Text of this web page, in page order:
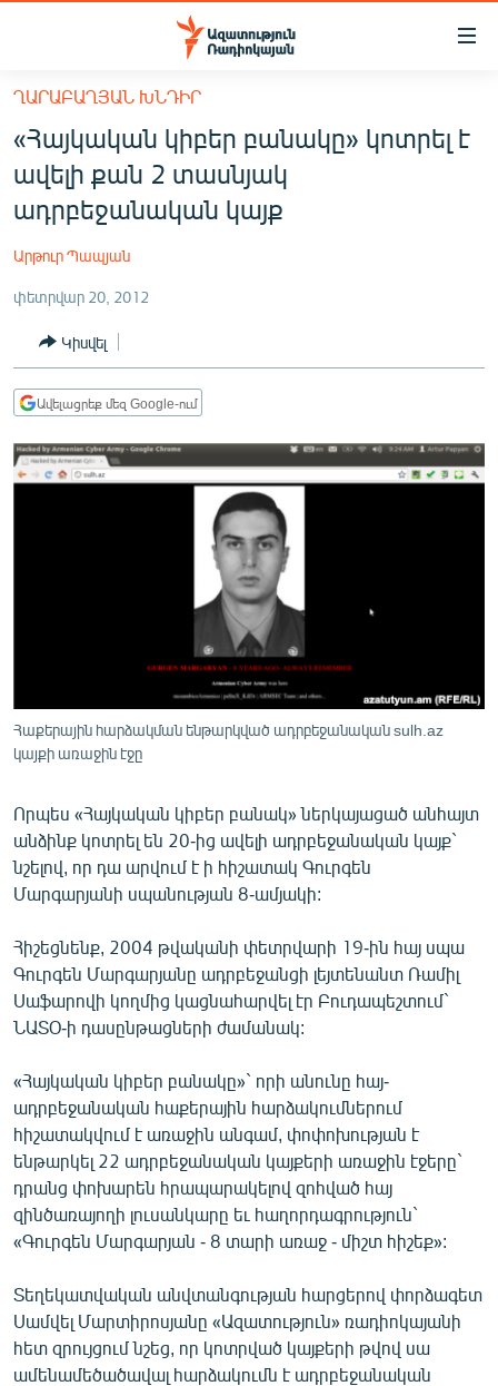
Մատչելիության
հիմնական
բովանդակությանը
Անցնել
հիմնական
մենյուին
ՀԱՅԱՍՏԱՆ
ՔԱՂԱՔԱԿԱՆ
ՏՆՏԵՍՈՒԹՅՈՒՆ
ՂԱՐԱԲԱՂ
ՏԱՐԱԾԱՇՐՋԱՆ
ՏՏ ԵՒ ԻՆՏԵՐՆԵՏ
ԱՐԽԻՎ
ԲԱՆԱՎԵՃ
ՁԳՏԵԼՈՎ ԼԱՎԱԳՈՒՅՆԻՆ
Հայերեն
English
ՀԵՏԵՎԵՔ ՄԵԶ
ՂԱՐԱԲԱՂՅԱՆ ԽՆԴԻՐ
«Հայկական կիբեր բանակը» կոտրել է
ավելի քան 2 տասնյակ
ադրբեջանական կայք
Արթուր Պապյան
փետրվար 20, 2012
Կիսվել
Ավելացրեք մեզ Google-ում
Հաքերային հարձակման ենթարկված ադրբեջանական sulh.az
կայքի առաջին էջը
Որպես «Հայկական կիբեր բանակ» ներկայացած անհայտ
անձինք կոտրել են 20-ից ավելի ադրբեջանական կայք`
նշելով, որ դա արվում է ի հիշատակ Գուրգեն
Մարգարյանի սպանության 8-ամյակի:
Հիշեցնենք, 2004 թվականի փետրվարի 19-ին հայ սպա
Գուրգեն Մարգարյանը ադրբեջանցի լեյտենանտ Ռամիլ
Սաֆարովի կողմից կացնահարվել էր Բուդապեշտում`
ՆԱՏՕ-ի դասընթացների ժամանակ:
«Հայկական կիբեր բանակը»` որի անունը հայ-
ադրբեջանական հաքերային հարձակումներում
հիշատակվում է առաջին անգամ, փոփոխության է
ենթարկել 22 ադրբեջանական կայքերի առաջին էջերը`
դրանց փոխարեն հրապարակելով զոհված հայ
զինծառայողի լուսանկարը եւ հաղորդագրություն`
«Գուրգեն Մարգարյան - 8 տարի առաջ - միշտ հիշեք»:
Տեղեկատվական անվտանգության հարցերով փորձագետ
Սամվել Մարտիրոսյանը «Ազատություն» ռադիոկայանի
հետ զրույցում նշեց, որ կոտրված կայքերի թվով սա
ամենամեծածավալ հարձակումն է ադրբեջանական